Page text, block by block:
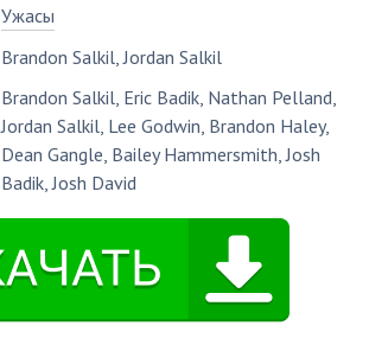
Ужасы
Brandon Salkil,Jordan Salkil
Brandon Salkil, Eric Badik, Nathan Pelland,
Jordan Salkil, Lee Godwin, Brandon Haley,
Dean Gangle, Bailey Hammersmith,Josh
Badik,Josh David